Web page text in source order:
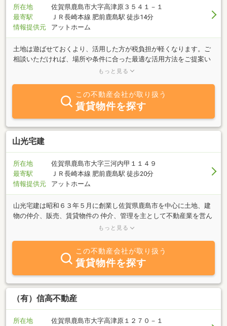
所在地
佐賀県鹿島市大字高津原３５４１－１
最寄駅
ＪＲ長崎本線 肥前鹿島駅 徒歩14分
情報提供元
アットホーム
土地は遊ばせておくより、活用した方が税負担が軽くなります。ご
相談いただければ、場所や条件に合った最適な活用方法をご提案い
たします。また、売買も取り扱っておりますので、不動産に関する
もっと見る
この不動産会社が取り扱う
賃貸物件を探す
山光宅建
所在地
佐賀県鹿島市大字三河内甲１１４９
最寄駅
ＪＲ長崎本線 肥前鹿島駅 徒歩20分
情報提供元
アットホーム
山光宅建は昭和６３年５月に創業し佐賀県鹿島市を中心に土地、建
物の仲介、販売、賃貸物件の 仲介、管理を主として不動産業を営ん
でおります。ぜひ佐賀県鹿島市周辺の不動産物件は、当店にお任せ
もっと見る
この不動産会社が取り扱う
賃貸物件を探す
（有）信高不動産
所在地
佐賀県鹿島市大字高津原１２７０－１